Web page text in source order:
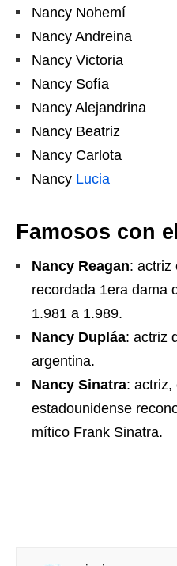
Nancy Nohemí
Nancy Andreina
Nancy Victoria
Nancy Sofía
Nancy Alejandrina
Nancy Beatriz
Nancy Carlota
Nancy Lucia
Famosos con
Nancy Reagan: actriz
recordada 1era dama
1.981 a 1.989.
Nancy Dupláa: actriz
argentina.
Nancy Sinatra: actriz,
estadounidense
mítico Frank Sinatra.